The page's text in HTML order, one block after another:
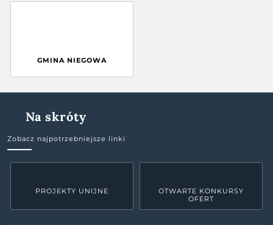
GMINA NIEGOWA
Na skróty
Zobacz najpotrzebniejsze linki
PROJEKTY UNIJNE
OTWARTE KONKURSY
OFERT